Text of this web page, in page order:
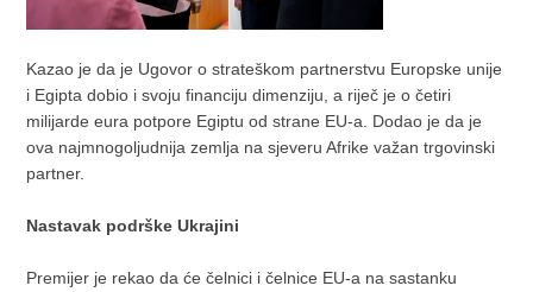
Kazao je da je Ugovor o strateškom partnerstvu Europske unije
i Egipta dobio i svoju financiju dimenziju, a riječ je o četiri
milijarde eura potpore Egiptu od strane EU-a. Dodao je da je
ova najmnogoljudnija zemlja na sjeveru Afrike važan trgovinski
partner.
Nastavak podrške Ukrajini
Premijer je rekao da će čelnici i čelnice EU-a na sastanku